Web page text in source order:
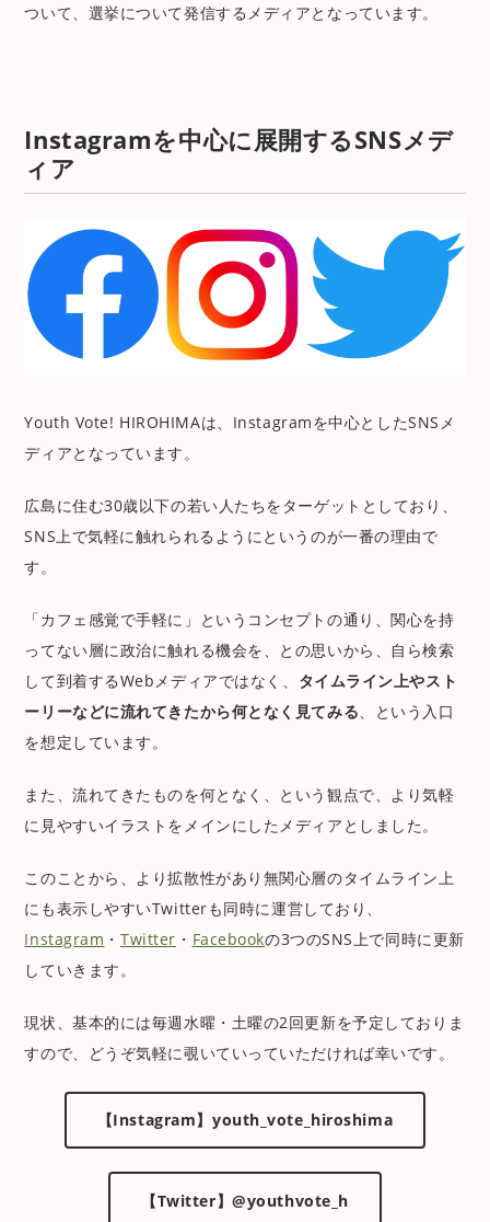
ついて、選挙について発信するメディアとなっています。
Instagramを中心に展開するSNSメデ
ィア
Youth Vote! HIROHIMAは、Instagramを中心としたSNSメ
ディアとなっています。
広島に住む30歳以下の若い人たちをターゲットとしており、
SNS上で気軽に触れられるようにというのが一番の理由で
す。
「カフェ感覚で手軽に」というコンセプトの通り、関心を持
ってない層に政治に触れる機会を、との思いから、自ら検索
して到着するWebメディアではなく、 タイムライン上やスト
ーリーなどに流れてきたから何となく見てみる、という入口
を想定しています。
また、流れてきたものを何となく、という観点で、より気軽
に見やすいイラストをメインにしたメディアとしました。
このことから、より拡散性があり無関心層のタイムライン上
にも表示しやすいTwitterも同時に運営しており、
Instagram ・Twitter ・ Facebookの3つのSNS上で同時に更新
していきます。
現状、基本的には毎週水曜・土曜の2回更新を予定しておりま
すので、どうぞ気軽に覗いていっていただければ幸いです。
【Instagram】youth_vote_hiroshima
【Twitter】@youthvote_h